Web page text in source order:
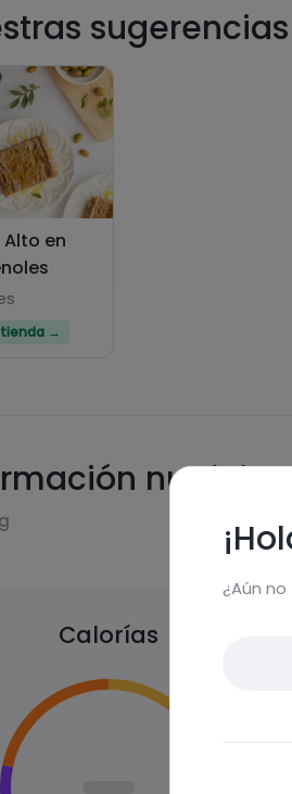
Alto en
tienda →
Calorías
¿Aún